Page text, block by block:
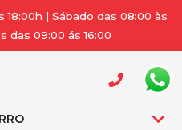
18:00h | Sábado das 08:00 às
das 09:00 ás 16:00